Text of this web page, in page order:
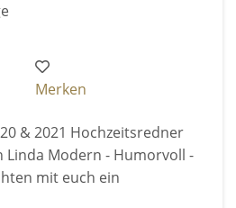
Merken
& 2021 Hochzeitsredner
Linda Modern - Humorvoll -
mit euch ein